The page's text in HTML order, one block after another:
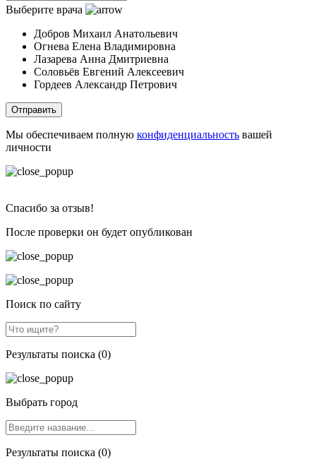
Выберите врача
Добров Михаил Анатольевич
Огнева Елена Владимировна
Лазарева Анна Дмитриевна
Соловьёв Евгений Алексеевич
Гордеев Александр Петрович
Отправить
Мы обеспечиваем полную конфиденциальность вашей
личности
Спасибо за отзыв!
После проверки он будет опубликован
Поиск по сайту
Результаты поиска (0)
Выбрать город
Результаты поиска (0)